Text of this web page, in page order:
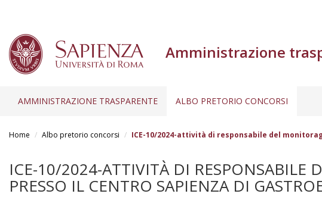
Amministrazione
AMMINISTRAZIONE TRASPARENTE ALBO PRETORIO CONCORSI
Home Albo pretorio concorsi ICE-10/2024-attività di responsabile del
ICE-10/2024-ATTIVITÀ DI RESPONSABILE
PRESSO IL CENTRO SAPIENZA DI